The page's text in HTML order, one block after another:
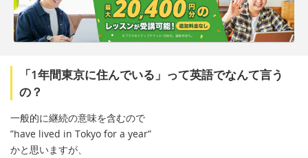
「1年間東京に住んでいる」って英語でなんて言う
の？
一般的に継続の意味を含むので
”have lived in Tokyo for a year”
かと思いますが、